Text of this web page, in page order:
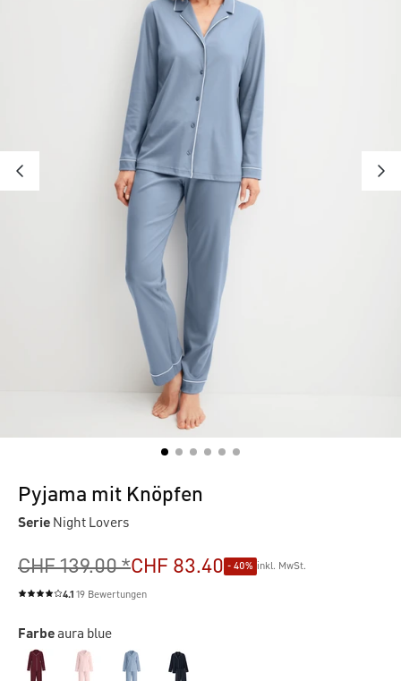
Pyjama mit Knöpfen
Serie Night Lovers
CHF 139.00 *CHF 83.40 - 40% inkl. MwSt.
Durchschnittliche Bewertung von 4.1 von 5 Sternen
4.1 19 Bewertungen
Farbeaura blue